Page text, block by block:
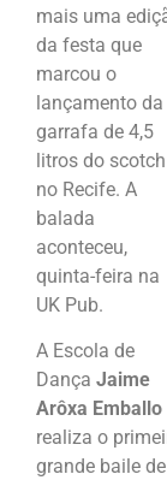
mais uma
da festa que
marcou o
lançamento da
garrafa de 4,5
litros do scotch
no Recife. A
balada
aconteceu,
quinta-feira na
UK Pub.
A Escola de
Dança Jaime
Arôxa Emballo
realiza o
grande baile de